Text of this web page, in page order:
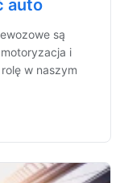
auto
są
i
w naszym